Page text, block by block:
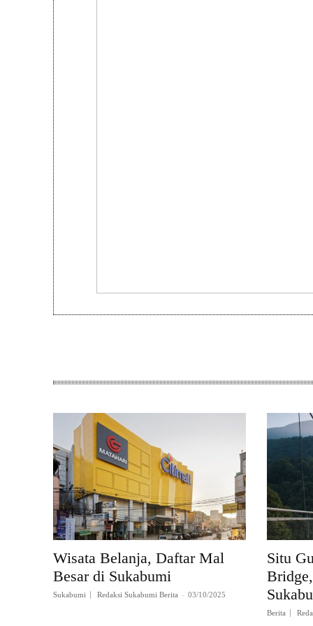
Wisata Belanja, Daftar Mal
Besar di Sukabumi
Sukabumi Redaksi Sukabumi Berita - 03/10/2025
Situ
Berita